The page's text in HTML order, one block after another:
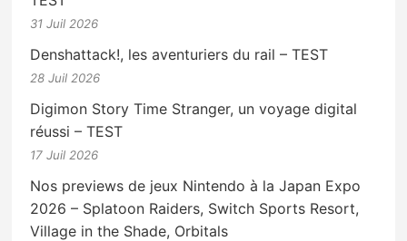
31 Juil 2026
Denshattack!, les aventuriers du rail – TEST
28 Juil 2026
Digimon Story Time Stranger, un voyage digital
réussi – TEST
17 Juil 2026
Nos previews de jeux Nintendo à la Japan Expo
2026 – Splatoon Raiders, Switch Sports Resort,
Village in the Shade, Orbitals